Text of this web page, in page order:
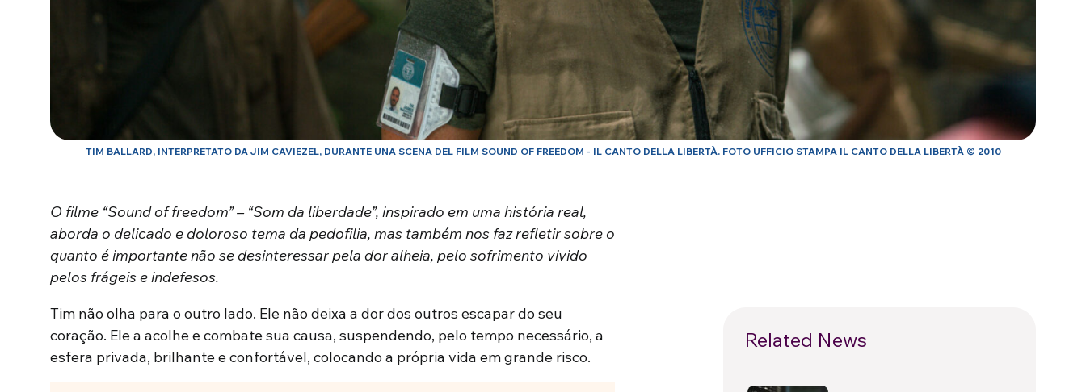
TIM BALLARD, INTERPRETATO DA JIM CAVIEZEL, DURANTE UNA SCENA DEL FILM SOUND OF FREEDOM - IL CANTO DELLA LIBERTÀ. FOTO UFFICIO STAMPA IL CANTO DELLA LIBERTÀ © 2010
O filme “Sound of freedom” – “Som da liberdade”, inspirado em uma história real,
aborda o delicado e doloroso tema da pedofilia, mas também nos faz refletir sobre o
quanto é importante não se desinteressar pela dor alheia, pelo sofrimento vivido
pelos frágeis e indefesos.
Tim não olha para o outro lado. Ele não deixa a dor dos outros escapar do seu
coração. Ele a acolhe e combate sua causa, suspendendo, pelo tempo necessário, a
esfera privada, brilhante e confortável, colocando a própria vida em grande risco.
Related News